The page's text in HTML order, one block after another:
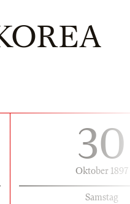
30
Oktober 1897
Samstag